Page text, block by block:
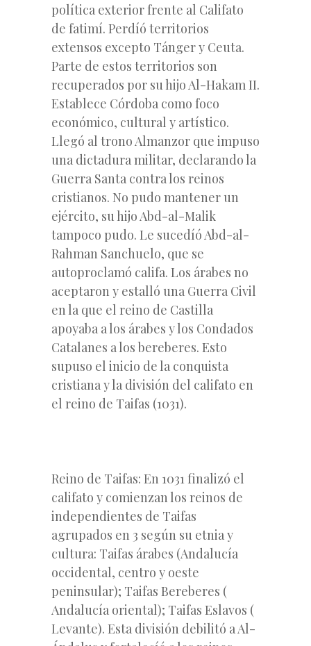
política exterior frente al Califato
de fatimí. Perdíó territorios
extensos excepto Tánger y Ceuta.
Parte de estos territorios son
recuperados por su hijo Al-Hakam II.
Establece Córdoba como foco
económico, cultural y artístico.
Llegó al trono Almanzor que impuso
una dictadura militar, declarando la
Guerra Santa contra los reinos
cristianos. No pudo mantener un
ejército, su hijo Abd-al-Malik
tampoco pudo. Le sucedíó Abd-al-
Rahman Sanchuelo, que se
autoproclamó califa. Los árabes no
aceptaron y estalló una Guerra Civil
en la que el reino de Castilla
apoyaba a los árabes y los Condados
Catalanes a los bereberes. Esto
supuso el inicio de la conquista
cristiana y la división del califato en
el reino de Taifas (1031).
Reino de Taifas: En 1031 finalizó el
califato y comienzan los reinos de
independientes de Taifas
agrupados en 3 según su etnia y
cultura: Taifas árabes (Andalucía
occidental, centro y oeste
peninsular); Taifas Bereberes (
Andalucía oriental); Taifas Eslavos (
Levante). Esta división debilitó a Al-